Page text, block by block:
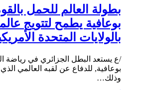
بطولة العالم للحمل
بوعافية يطمح لتتويج
بالولايات المتحدة
/ع يستعد البطل الجزائري في رياضة
وذلك…